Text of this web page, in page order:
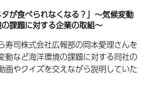
タが食べられなくなる？」～気候変動
課題に対する企業の取組～
寿司株式会社広報部の岡本愛理さんを
動など海洋環境の課題に対する同社の
画やクイズを交えながら説明していた